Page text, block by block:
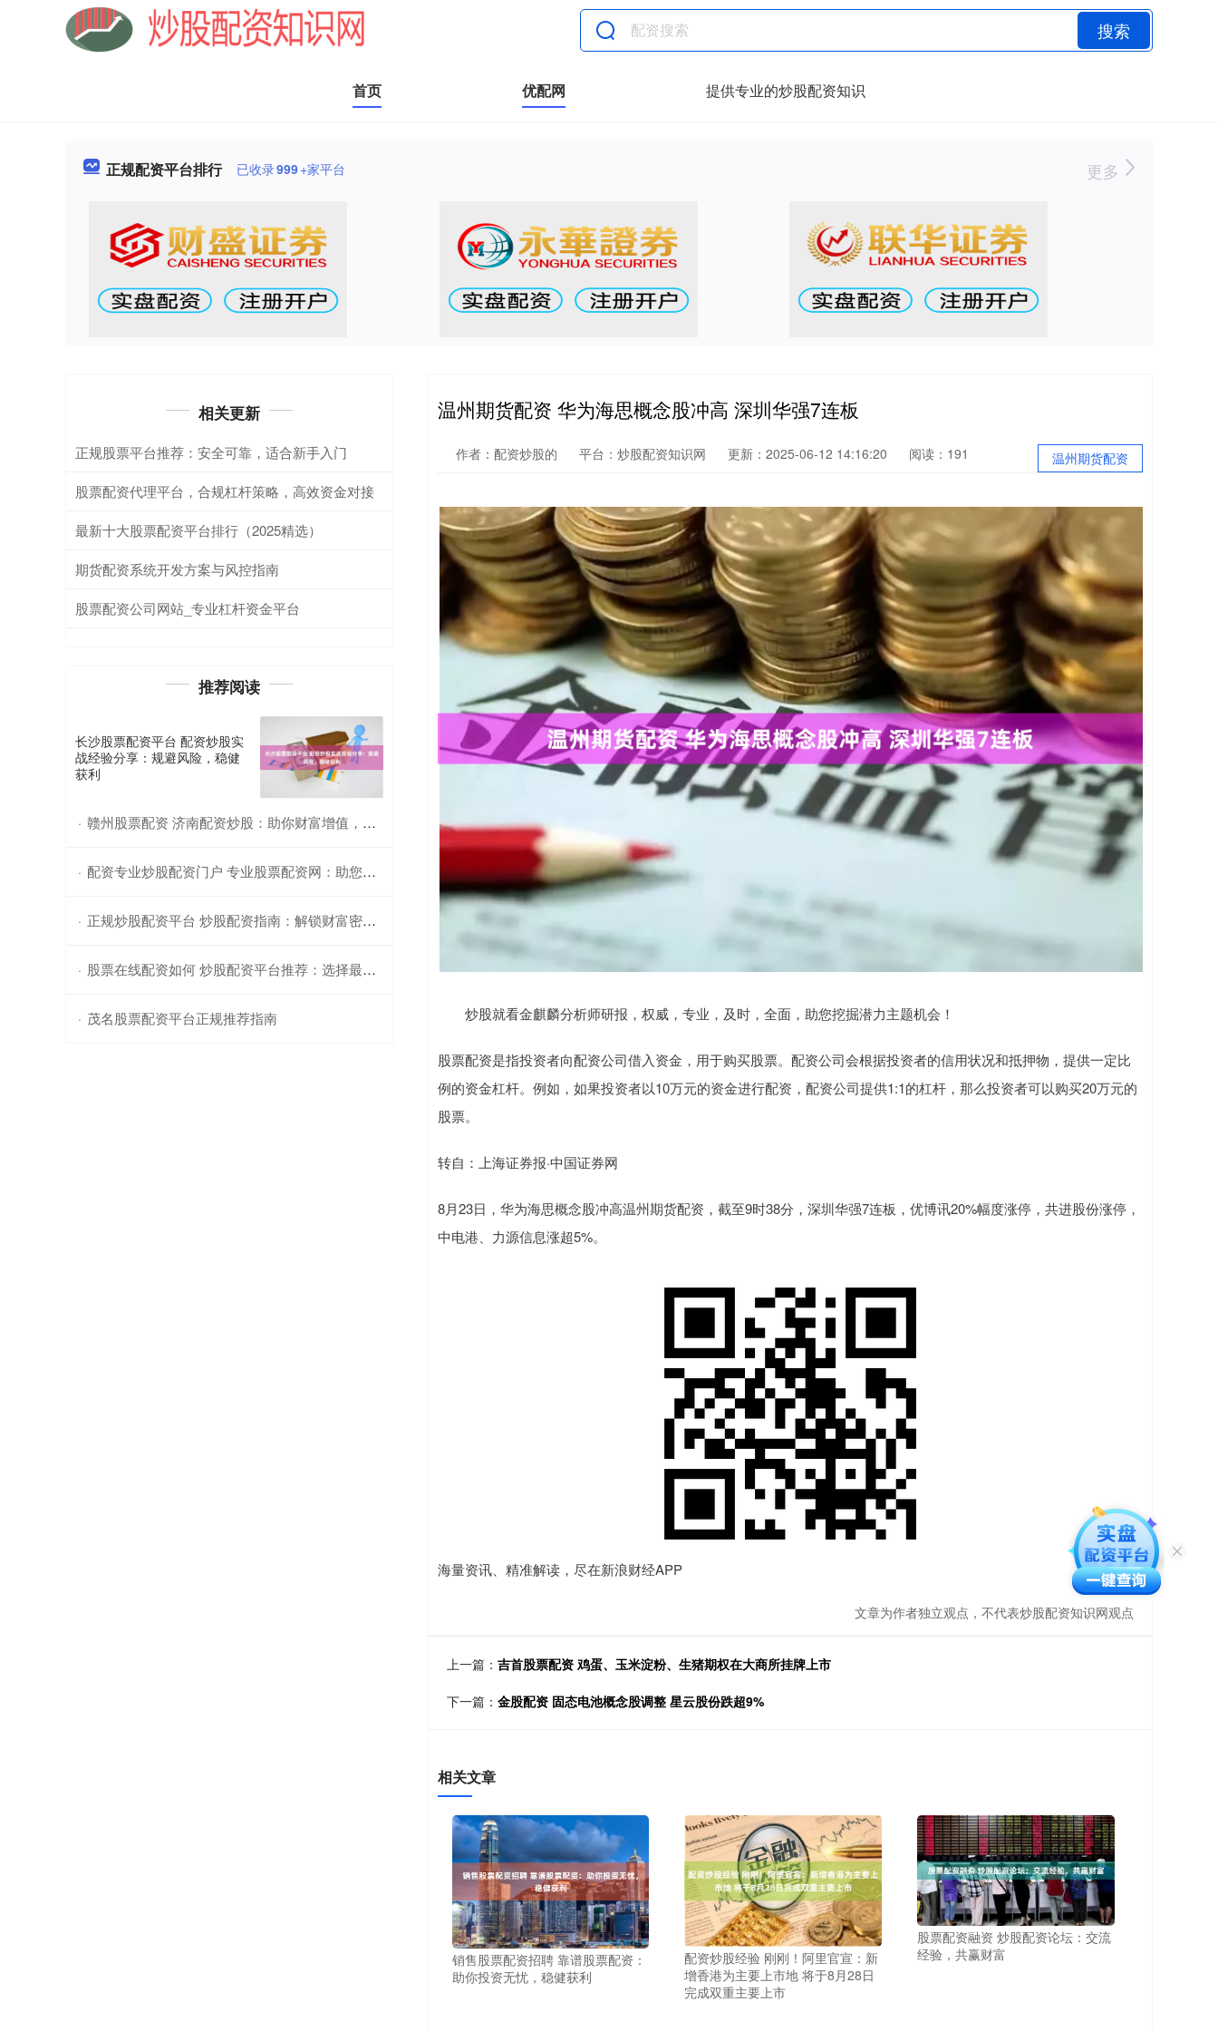
搜索
首页 优配网 提供专业的炒股配资知识
正规配资平台排行 已收录999+家平台 更多
温州期货配资 华为海思概念股冲高 深圳华强7连板
温州期货配资
作者：配资炒股的 平台：炒股配资知识网 更新：2025-06-12 14:16:20 阅读：191
炒股就看金麒麟分析师研报，权威，专业，及时，全面，助您挖掘潜力主题机会！
股票配资是指投资者向配资公司借入资金，用于购买股票。配资公司会根据投资者的信用状况和抵押物，提供一定比
例的资金杠杆。例如，如果投资者以10万元的资金进行配资，配资公司提供1:1的杠杆，那么投资者可以购买20万元的
股票。
转自：上海证券报·中国证券网
8月23日，华为海思概念股冲高温州期货配资，截至9时38分，深圳华强7连板，优博讯20%幅度涨停，共进股份涨停，
中电港、力源信息涨超5%。
海量资讯、精准解读，尽在新浪财经APP
文章为作者独立观点，不代表炒股配资知识网观点
上一篇： 吉首股票配资 鸡蛋、玉米淀粉、生猪期权在大商所挂牌上市
下一篇： 金股配资 固态电池概念股调整 星云股份跌超9%
相关文章
销售股票配资招聘 靠谱股票配资：
助你投资无忧，稳健获利
配资炒股经验 刚刚！阿里官宣：新
增香港为主要上市地 将于8月28日
完成双重主要上市
股票配资融资 炒股配资论坛：交流
经验，共赢财富
相关更新
正规股票平台推荐：安全可靠，适合新手入门
股票配资代理平台，合规杠杆策略，高效资金对接
最新十大股票配资平台排行（2025精选）
期货配资系统开发方案与风控指南
股票配资公司网站_专业杠杆资金平台
推荐阅读
长沙股票配资平台 配资炒股实
战经验分享：规避风险，稳健
获利
· 赣州股票配资 济南配资炒股：助你财富增值，轻松掘金
· 配资专业炒股配资门户 专业股票配资网：助您轻松撬动资本杠杆
· 正规炒股配资平台 炒股配资指南：解锁财富密码，成就投资梦想
· 股票在线配资如何 炒股配资平台推荐：选择最适合您的平台
· 茂名股票配资平台正规推荐指南